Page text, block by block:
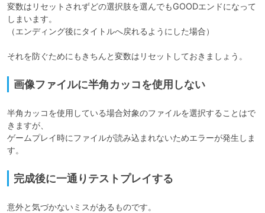
変数はリセットされずどの選択肢を選んでもGOODエンドになって
しまいます。
（エンディング後にタイトルへ戻れるようにした場合）
それを防ぐためにもきちんと変数はリセットしておきましょう。
画像ファイルに半角カッコを使用しない
半角カッコを使用している場合対象のファイルを選択することはで
きますが、
ゲームプレイ時にファイルが読み込まれないためエラーが発生しま
す。
完成後に一通りテストプレイする
意外と気づかないミスがあるものです。